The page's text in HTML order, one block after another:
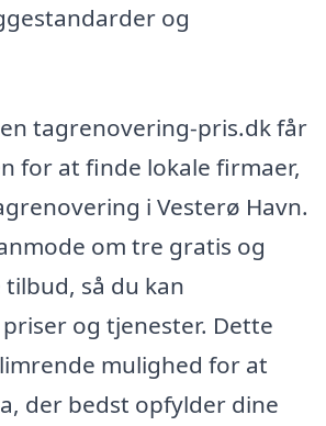
og
tagrenovering-pris.dk får
for at finde lokale firmaer,
i Vesterø Havn.
om tre gratis og
så du kan
og tjenester. Dette
mulighed for at
der bedst opfylder dine